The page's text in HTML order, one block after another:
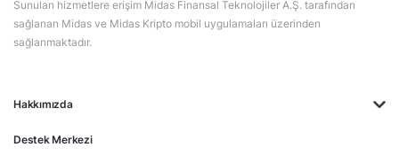
Hakkımızda
Destek Merkezi
Sunulan hizmetlere erişim Midas Finansal Teknolojiler A.Ş. tarafından
sağlanan Midas ve Midas Kripto mobil uygulamaları üzerinden
sağlanmaktadır.